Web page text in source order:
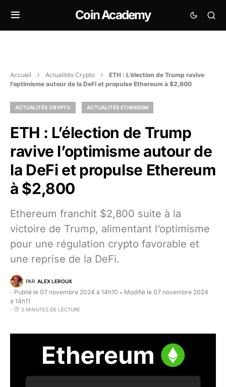
Coin Academy
Accueil Actualités Crypto
ETH : L’élection de Trump ravive
l’optimisme autour de la DeFi et propulse Ethereum à $2,800
ACTUALITÉS CRYPTO ACTUALITÉS ETHEREUM
ETH : L’élection de Trump
ravive l’optimisme autour de
la DeFi et propulse Ethereum
à $2,800
Ethereum franchit $2,800 suite à la
victoire de Trump, alimentant l’optimisme
pour une régulation crypto favorable et
une reprise de la DeFi.
PAR ALEX LEROUX
Publié le 07 novembre 2024 à 14h10 • Modifié le 07 novembre 2024
à 14h11
2 MINUTES DE LECTURE